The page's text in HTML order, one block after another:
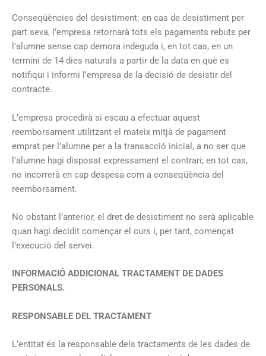
Conseqüències del desistiment: en cas de desistiment per
part seva, l’empresa retornarà tots els pagaments rebuts per
l’alumne sense cap demora indeguda i, en tot cas, en un
termini de 14 dies naturals a partir de la data en què es
notifiqui i informi l’empresa de la decisió de desistir del
contracte.
L’empresa procedirà si escau a efectuar aquest
reemborsament utilitzant el mateix mitjà de pagament
emprat per l’alumne per a la transacció inicial, a no ser que
l’alumne hagi disposat expressament el contrari; en tot cas,
no incorrerà en cap despesa com a conseqüència del
reemborsament.
No obstant l’anterior, el dret de desistiment no serà aplicable
quan hagi decidit començar el curs i, per tant, començat
l’execució del servei.
INFORMACIÓ ADDICIONAL TRACTAMENT DE DADES
PERSONALS.
RESPONSABLE DEL TRACTAMENT
L’entitat és la responsable dels tractaments de les dades de